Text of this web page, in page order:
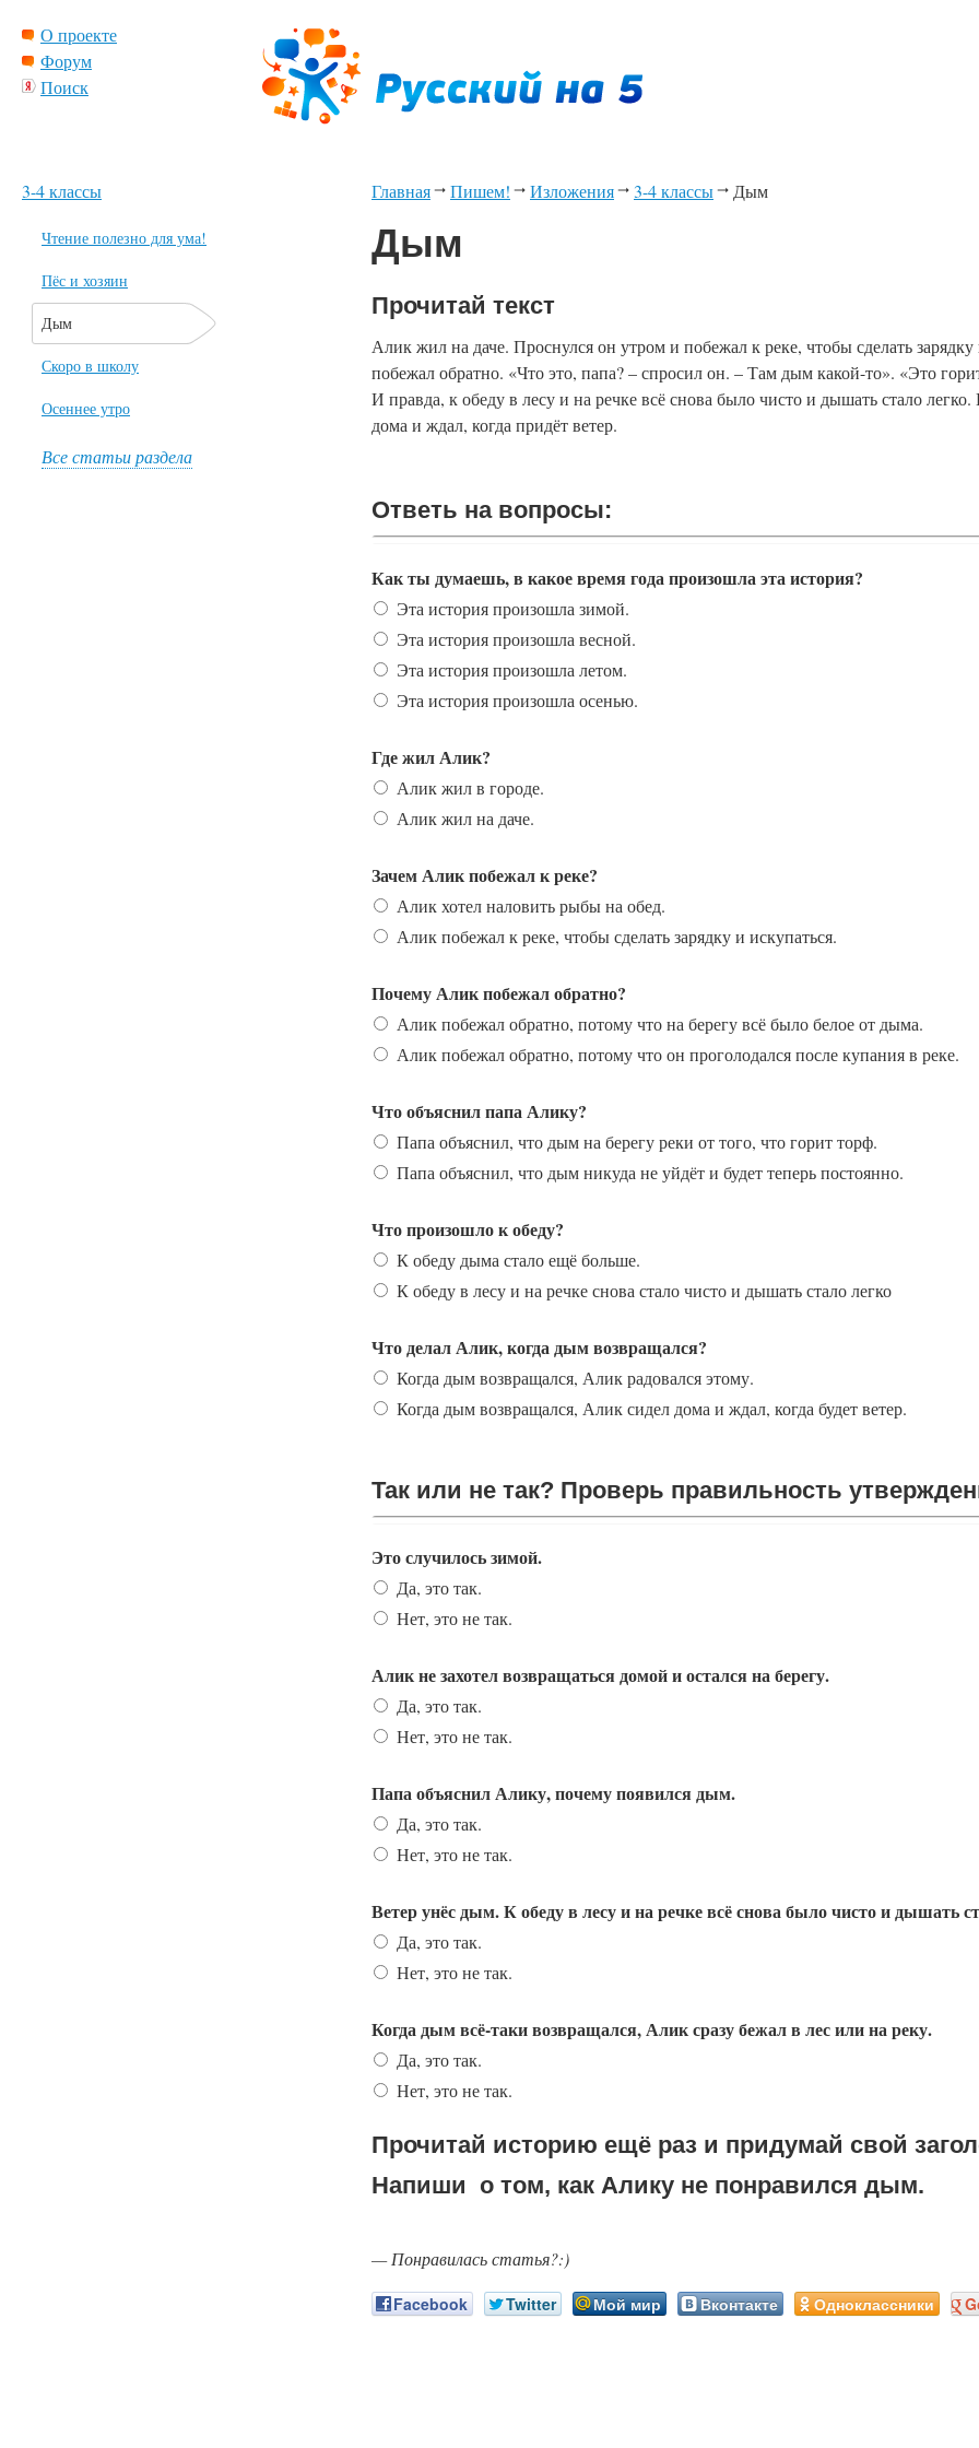
О проекте
Форум
Поиск
Главная Пишем! Изложения 3-4 классы Дым
Дым
Прочитай текст
Алик жил на даче. Проснулся он утром и побежал к реке, чтобы сделать
побежал обратно. «Что это, папа? – спросил он. – Там дым какой-то». «Это
И правда, к обеду в лесу и на речке всё снова было чисто и дышать стало
дома и ждал, когда придёт ветер.
Ответь на вопросы:
Ответь на вопросы:
Как ты думаешь, в какое время года произошла эта история?
Эта история произошла зимой.
Эта история произошла весной.
Эта история произошла летом.
Эта история произошла осенью.
Где жил Алик?
Алик жил в городе.
Алик жил на даче.
Зачем Алик побежал к реке?
Алик хотел наловить рыбы на обед.
Алик побежал к реке, чтобы сделать зарядку и искупаться.
Почему Алик побежал обратно?
Алик побежал обратно, потому что на берегу всё было белое от дыма.
Алик побежал обратно, потому что он проголодался после купания в реке.
Что объяснил папа Алику?
Папа объяснил, что дым на берегу реки от того, что горит торф.
Папа объяснил, что дым никуда не уйдёт и будет теперь постоянно.
Что произошло к обеду?
К обеду дыма стало ещё больше.
К обеду в лесу и на речке снова стало чисто и дышать стало легко
Что делал Алик, когда дым возвращался?
Когда дым возвращался, Алик радовался этому.
Когда дым возвращался, Алик сидел дома и ждал, когда будет ветер.
Так или не так? Проверь правильность
Так или не так? Проверь правильность
Это случилось зимой.
Да, это так.
Нет, это не так.
Алик не захотел возвращаться домой и остался на берегу.
Да, это так.
Нет, это не так.
Папа объяснил Алику, почему появился дым.
Да, это так.
Нет, это не так.
Ветер унёс дым. К обеду в лесу и на речке всё снова было чисто и дышать
Да, это так.
Нет, это не так.
Когда дым всё-таки возвращался, Алик сразу бежал в лес или на реку.
Да, это так.
Нет, это не так.
Прочитай историю ещё раз и придумай свой
Напиши о том, как Алику не понравился дым.
— Понравилась статья?:)
Facebook Twitter Мой мир Вконтакте Одноклассники
3-4 классы
Чтение полезно для ума!
Пёс и хозяин
Дым
Скоро в школу
Осеннее утро
Все статьи раздела